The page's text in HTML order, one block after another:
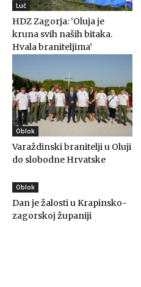
Luč
HDZ Zagorja: ‘Oluja je
kruna svih naših bitaka.
Hvala braniteljima’
Oblok
Varaždinski branitelji u Oluji
do slobodne Hrvatske
Oblok
Dan je žalosti u Krapinsko-
zagorskoj županiji